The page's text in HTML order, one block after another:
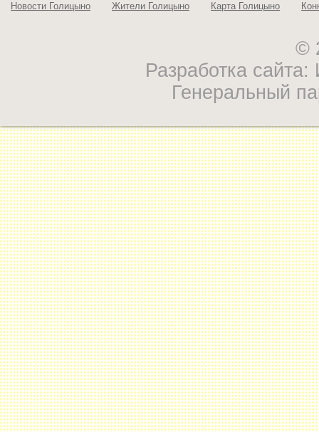
Новости Голицыно Жители Голицыно Карта Голицыно
©
Разработка
Генеральный